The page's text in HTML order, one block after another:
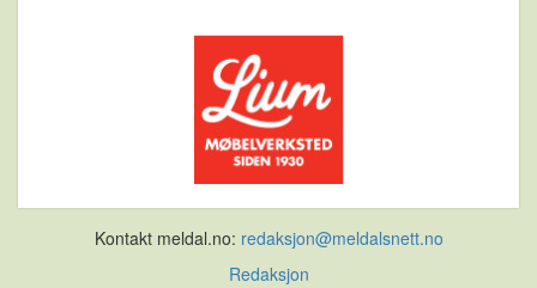
Kontakt meldal.no: redaksjon@meldalsnett.no
Redaksjon